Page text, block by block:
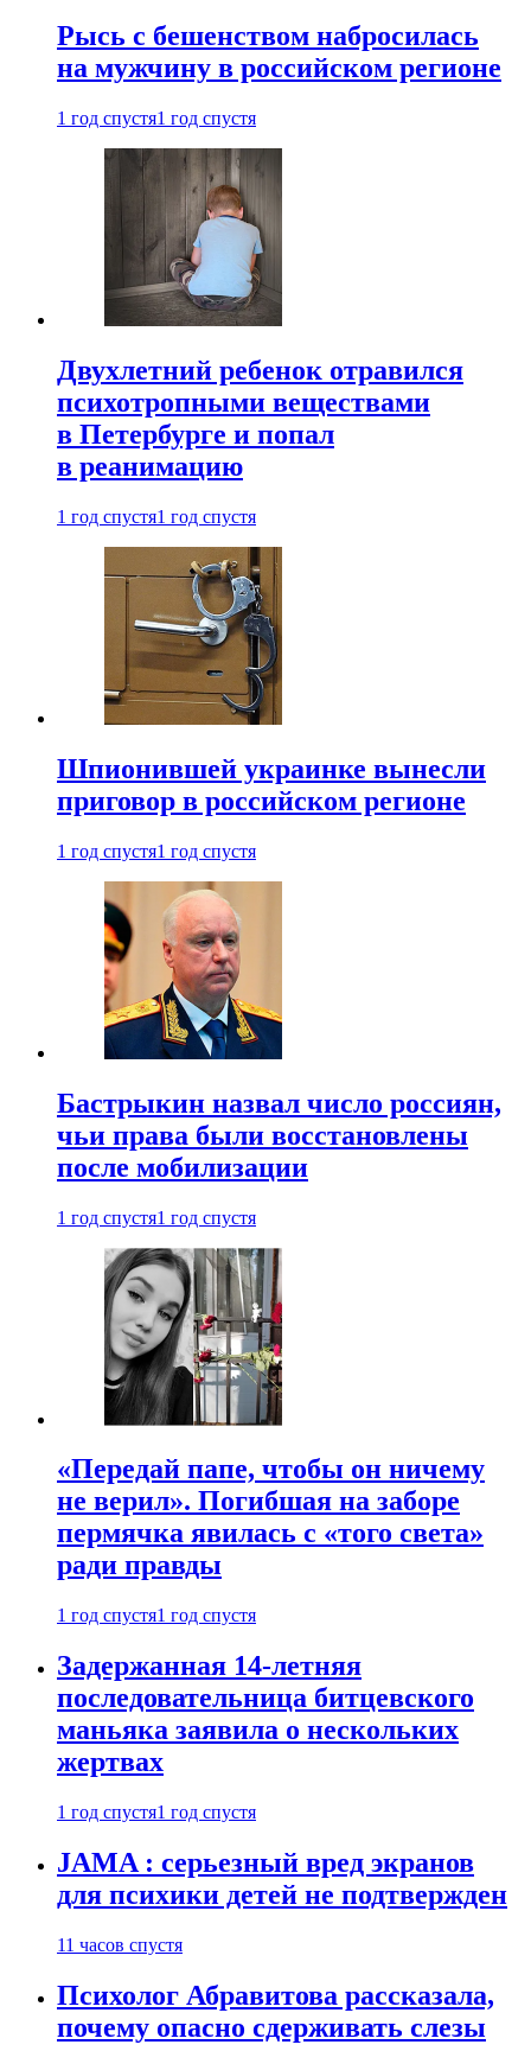
Рысь с бешенством набросилась
на мужчину в российском регионе
1 год спустя1 год спустя
Двухлетний ребенок отравился
психотропными веществами
в Петербурге и попал
в реанимацию
1 год спустя1 год спустя
Шпионившей украинке вынесли
приговор в российском регионе
1 год спустя1 год спустя
Бастрыкин назвал число россиян,
чьи права были восстановлены
после мобилизации
1 год спустя1 год спустя
«Передай папе, чтобы он ничему
не верил». Погибшая на заборе
пермячка явилась с «того света»
ради правды
1 год спустя1 год спустя
Задержанная 14-летняя
последовательница битцевского
маньяка заявила о нескольких
жертвах
1 год спустя1 год спустя
JAMA : серьезный вред экранов
для психики детей не подтвержден
11 часов спустя
Психолог Абравитова рассказала,
почему опасно сдерживать слезы